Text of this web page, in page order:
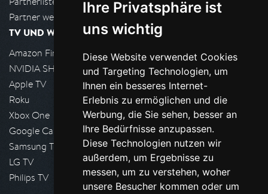
Ihre Privatsphäre ist
uns wichtig
Diese Website verwendet Cookies
und Targeting Technologien, um
Ihnen ein besseres Internet-
Erlebnis zu ermöglichen und die
Werbung, die Sie sehen, besser an
Ihre Bedürfnisse anzupassen.
Diese Technologien nutzen wir
außerdem, um Ergebnisse zu
messen, um zu verstehen, woher
unsere Besucher kommen oder um
Partner werden
TV UND WOHNZIMMER
Amazon FireTV
NVIDIA SHIELD, Google TV
Apple TV
Roku
Xbox One
Google Cast
Samsung TV
LG TV
Philips TV